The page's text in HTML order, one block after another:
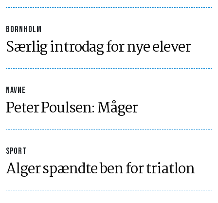
BORNHOLM
Særlig introdag for nye elever
NAVNE
Peter Poulsen: Måger
SPORT
Alger spændte ben for triatlon